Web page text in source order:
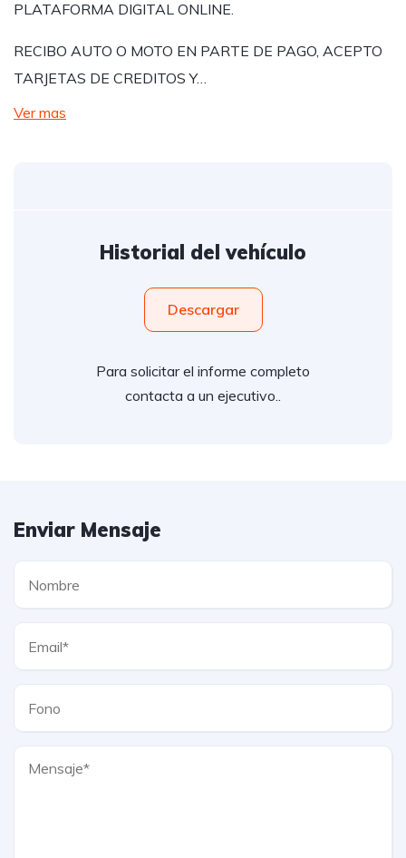
PLATAFORMA DIGITAL ONLINE.
RECIBO AUTO O MOTO EN PARTE DE PAGO, ACEPTO
TARJETAS DE CREDITOS Y…
Ver mas
Historial del vehículo
Descargar
Para solicitar el informe completo
contacta a un ejecutivo..
Enviar Mensaje